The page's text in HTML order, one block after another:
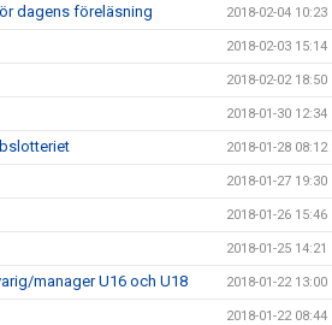
dagens föreläsning 2018-02-04 10:23
2018-02-03 15:14
2018-02-02 18:50
2018-01-30 12:34
2018-01-28 08:12
2018-01-27 19:30
2018-01-26 15:46
2018-01-25 14:21
manager U16 och U18 2018-01-22 13:00
2018-01-22 08:44